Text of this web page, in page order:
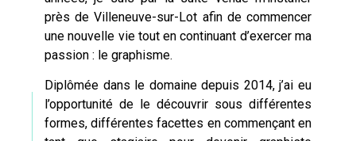
près deVilleneuve-sur-Lot afin de commencer
une nouvelle vie tout en continuant d’exercer ma
passion : le graphisme.
Diplômée dans le domaine depuis 2014, j’ai eu
l’opportunité de le découvrir sous différentes
formes, différentes facettes en commençant en